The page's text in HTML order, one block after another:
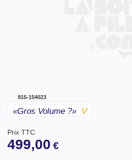
915-154023
«gros Volume ?» V
Prix TTC
499,00 €